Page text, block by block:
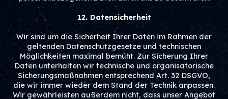
12. Datensicherheit
Wir sind um die Sicherheit Ihrer Daten im Rahmen der
geltenden Datenschutzgesetze und technischen
Möglichkeiten maximal bemüht. Zur Sicherung Ihrer
Daten unterhalten wir technische und organisatorische
Sicherungsmaßnahmen entsprechend Art. 32 DSGVO,
die wir immer wieder dem Stand der Technik anpassen.
Wir gewährleisten außerdem nicht, dass unser Angebot